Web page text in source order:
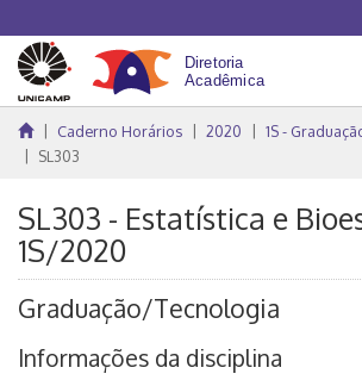
Caderno Horários 2020 1S -
SL303
SL303 - Estatística e
1S/2020
Graduação/Tecnologia
Informações da disciplina